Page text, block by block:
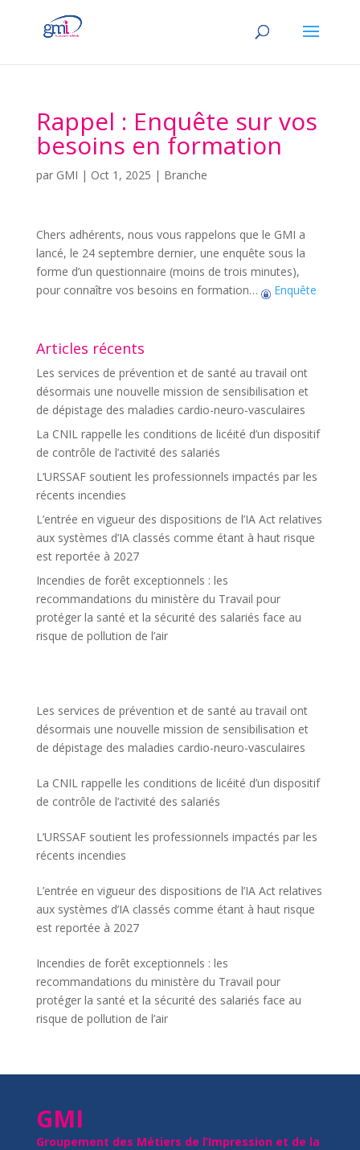
Rappel : Enquête sur vos
besoins en formation
par GMI | Oct 1, 2025 | Branche
Chers adhérents, nous vous rappelons que le GMI a
lancé, le 24 septembre dernier, une enquête sous la
forme d’un questionnaire (moins de trois minutes),
pour connaître vos besoins en formation…
Enquête
Articles récents
Les services de prévention et de santé au travail ont
désormais une nouvelle mission de sensibilisation et
de dépistage des maladies cardio-neuro-vasculaires
La CNIL rappelle les conditions de licéité d’un dispositif
de contrôle de l’activité des salariés
L’URSSAF soutient les professionnels impactés par les
récents incendies
L’entrée en vigueur des dispositions de l’IA Act relatives
aux systèmes d’IA classés comme étant à haut risque
est reportée à 2027
Incendies de forêt exceptionnels : les
recommandations du ministère du Travail pour
protéger la santé et la sécurité des salariés face au
risque de pollution de l’air
Les services de prévention et de santé au travail ont
désormais une nouvelle mission de sensibilisation et
de dépistage des maladies cardio-neuro-vasculaires
La CNIL rappelle les conditions de licéité d’un dispositif
de contrôle de l’activité des salariés
L’URSSAF soutient les professionnels impactés par les
récents incendies
L’entrée en vigueur des dispositions de l’IA Act relatives
aux systèmes d’IA classés comme étant à haut risque
est reportée à 2027
Incendies de forêt exceptionnels : les
recommandations du ministère du Travail pour
protéger la santé et la sécurité des salariés face au
risque de pollution de l’air
GMI
Groupement des Métiers de l’Impression et de la